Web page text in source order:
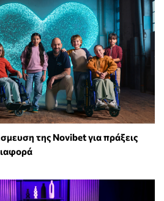
της Novibet για πράξεις